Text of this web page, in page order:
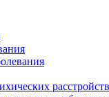
расстройств